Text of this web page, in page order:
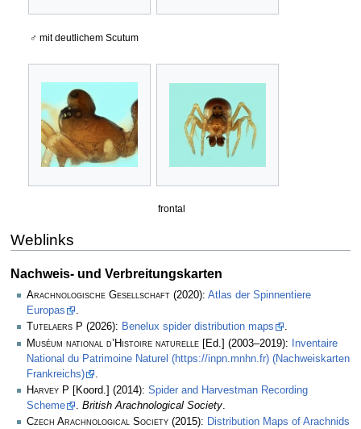
♂ mit deutlichem Scutum
frontal
Weblinks
Nachweis- und Verbreitungskarten
Arachnologische Gesellschaft (2020): Atlas der Spinnentiere
Europas
.
Tutelaers P (2026): Benelux spider distribution maps
.
Muséum national d’Histoire naturelle [Ed.] (2003–2019):
Inventaire
National du Patrimoine Naturel (https://inpn.mnhn.fr) (Nachweiskarten
Frankreichs)
Harvey P [Koord.] (2014): Spider and Harvestman Recording
Scheme
. British Arachnological Society.
Czech Arachnological Society (2015): Distribution Maps of Arachnids